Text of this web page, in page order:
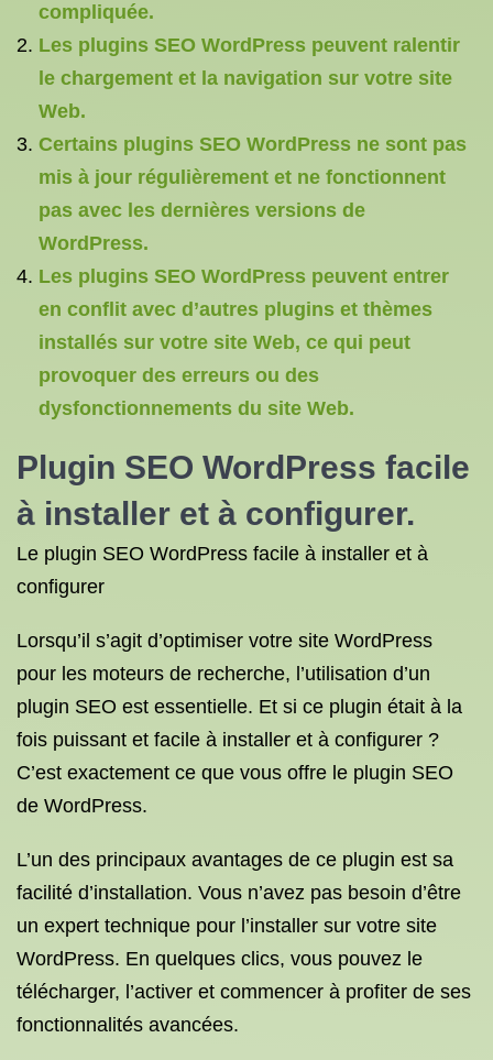
compliquée.
Les plugins SEO WordPress peuvent ralentir
le chargement et la navigation sur votre site
Web.
Certains plugins SEO WordPress ne sont pas
mis à jour régulièrement et ne fonctionnent
pas avec les dernières versions de
WordPress.
Les plugins SEO WordPress peuvent entrer
en conflit avec d’autres plugins et thèmes
installés sur votre site Web, ce qui peut
provoquer des erreurs ou des
dysfonctionnements du site Web.
Plugin SEO WordPress facile
à installer et à configurer.
Le plugin SEO WordPress facile à installer et à
configurer
Lorsqu’il s’agit d’optimiser votre site WordPress
pour les moteurs de recherche, l’utilisation d’un
plugin SEO est essentielle. Et si ce plugin était à la
fois puissant et facile à installer et à configurer ?
C’est exactement ce que vous offre le plugin SEO
de WordPress.
L’un des principaux avantages de ce plugin est sa
facilité d’installation. Vous n’avez pas besoin d’être
un expert technique pour l’installer sur votre site
WordPress. En quelques clics, vous pouvez le
télécharger, l’activer et commencer à profiter de ses
fonctionnalités avancées.